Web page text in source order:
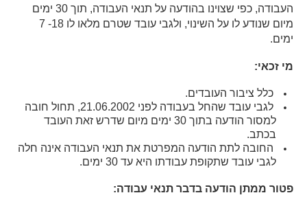
העבודה, כפי שצוינו בהודעה על תנאי העבודה, תוך 30 ימים
מיום שנודע לו על השינוי, ולגבי עובד שטרם מלאו לו 18- 7
ימים.
מי זכאי:
כלל ציבור העובדים.
לגבי עובד שהחל בעבודה לפני 21.06.2002, תחול חובה
למסור הודעה בתוך 30 ימים מיום שדרש זאת העובד
בכתב.
החובה לתת הודעה המפרטת את תנאי העבודה אינה חלה
לגבי עובד שתקופת עבודתו היא עד 30 ימים.
פטור ממתן הודעה בדבר תנאי עבודה: